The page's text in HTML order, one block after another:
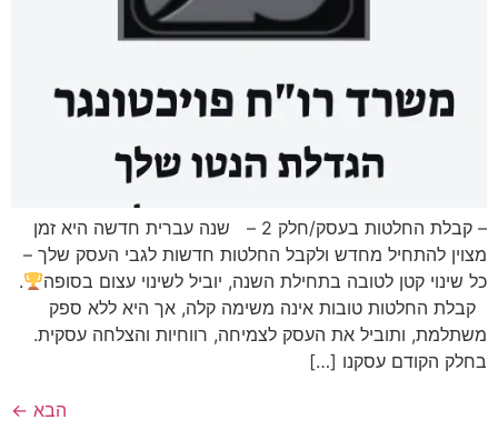
– קבלת החלטות בעסק/חלק 2 – שנה עברית חדשה היא זמן
מצוין להתחיל מחדש ולקבל החלטות חדשות לגבי העסק שלך –
כל שינוי קטן לטובה בתחילת השנה, יוביל לשינוי עצום בסופה
.
קבלת החלטות טובות אינה משימה קלה, אך היא ללא ספק
משתלמת, ותוביל את העסק לצמיחה, רווחיות והצלחה עסקית.
בחלק הקודם עסקנו […]
הבא ←